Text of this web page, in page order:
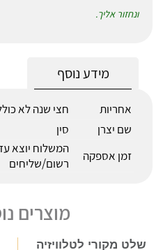
ונחזור אליך.
מידע נוסף
אחריות
חצי שנה לא
שם יצרן
סין
זמן אספקה
רשום/שליחים
מוצרים
שלט מקורי לטלוויזיה